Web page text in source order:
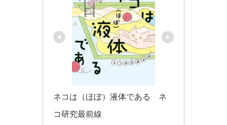
ネコは（ほぼ）液体である　ネ
コ研究最前線